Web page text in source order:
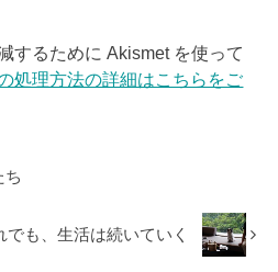
するために Akismet を使って
処理方法の詳細はこちらをご
ち
でも、生活は続いていく